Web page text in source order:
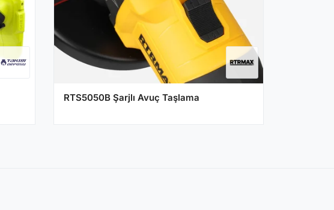
RTS5050B Şarjlı Avuç Taşlama